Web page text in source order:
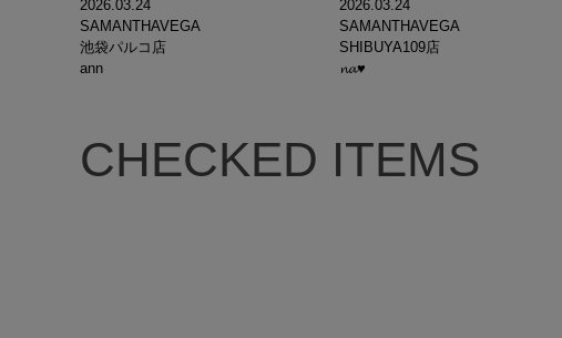
2026.03.24
SAMANTHAVEGA
池袋パルコ店
ann
2026.03.24
SAMANTHAVEGA
SHIBUYA109店
𝓷𝓪♥
CHECKED ITEMS